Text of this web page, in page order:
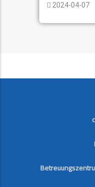
2024-04-07